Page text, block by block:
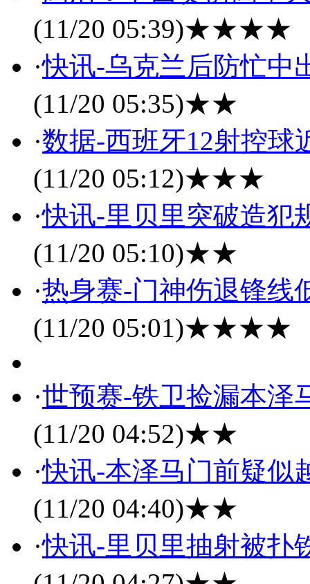
(11/20 05:39)★★★★
·快讯-乌克兰后防忙中
(11/20 05:35)★★
·数据-西班牙12射控球
(11/20 05:12)★★★
·快讯-里贝里突破造犯
(11/20 05:10)★★
·热身赛-门神伤退锋线
(11/20 05:01)★★★★
·世预赛-铁卫捡漏本泽
(11/20 04:52)★★
·快讯-本泽马门前疑似
(11/20 04:40)★★
·快讯-里贝里抽射被扑